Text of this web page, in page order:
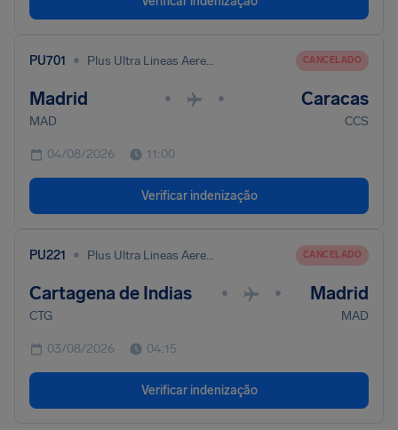
PU701 • Plus Ultra Lineas Aereas S. A. CANCELADO
Madrid • • Caracas
MAD CCS
04/08/2026 11:00
Verificar indenização
PU221 • Plus Ultra Lineas Aereas S. A. CANCELADO
Cartagena de Indias • • Madrid
CTG MAD
03/08/2026 04:15
Verificar indenização